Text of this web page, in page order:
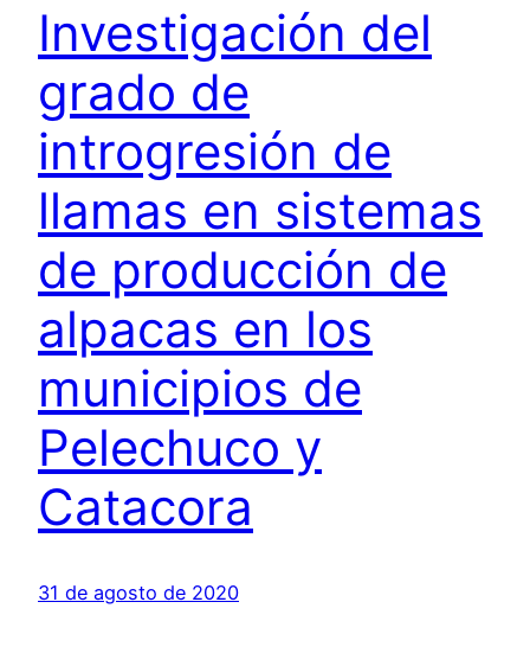
Investigación del
grado de
introgresión de
llamas en sistemas
de producción de
alpacas en los
municipios de
Pelechuco y
Catacora
31 de agosto de 2020